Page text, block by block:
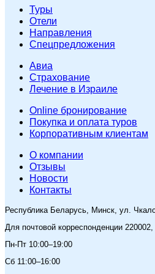
Туры
Отели
Направления
Спецпредложения
Авиа
Страхование
Лечение в Израиле
Online бронирование
Покупка и оплата туров
Корпоративным клиентам
O компании
Отзывы
Новости
Контакты
Республика Беларусь, Минск, ул.
Для почтовой корреспонденции
Пн-Пт 10:00–19:00
Сб 11:00–16:00